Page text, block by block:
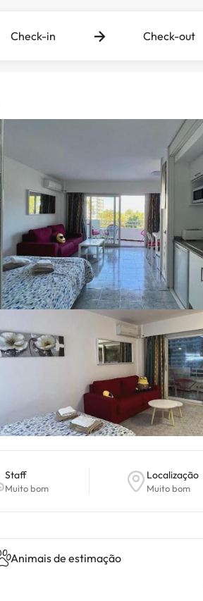
Check-in Check-out
Staff
Muito bom
Localização
Muito bom
Animais de estimação